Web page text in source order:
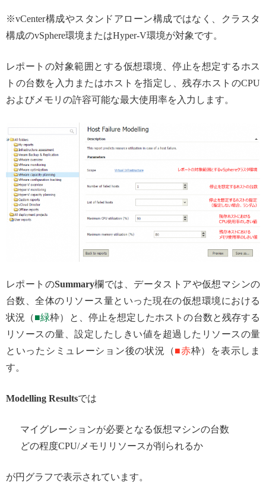
※vCenter構成やスタンドアローン構成ではなく、クラスタ
構成のvSphere環境またはHyper-V環境が対象です。
レポートの対象範囲とする仮想環境、停止を想定するホス
トの台数を入力またはホストを指定し、残存ホストのCPU
およびメモリの許容可能な最大使用率を入力します。
レポートのSummary欄では、データストアや仮想マシンの
台数、全体のリソース量といった現在の仮想環境における
状況（■緑枠）と、停止を想定したホストの台数と残存する
リソースの量、設定したしきい値を超過したリソースの量
といったシミュレーション後の状況（■赤枠）を表示しま
す。
Modelling Resultsでは
マイグレーションが必要となる仮想マシンの台数
どの程度CPU/メモリリソースが削られるか
が円グラフで表示されています。